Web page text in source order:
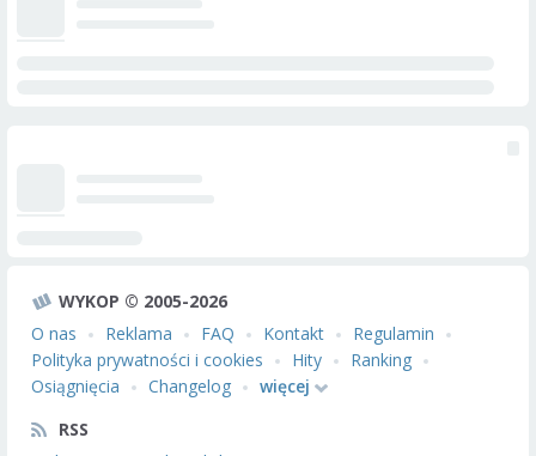
WYKOP © 2005-2026
O nas
Reklama FAQ Kontakt
Regulamin
Polityka prywatności i cookies
Hity
Ranking
Osiągnięcia
Changelog
więcej
RSS